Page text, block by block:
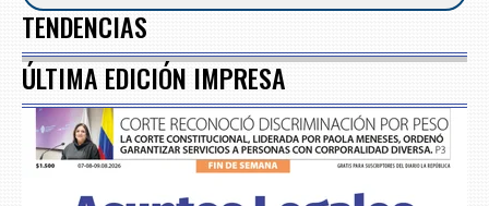
TENDENCIAS
ÚLTIMA EDICIÓN IMPRESA